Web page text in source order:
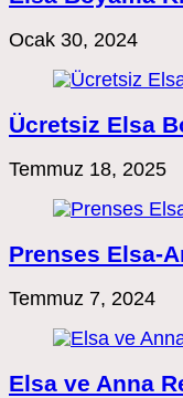
Ocak 30, 2024
Ücretsiz Elsa
Temmuz 18, 2025
Prenses Elsa-
Temmuz 7, 2024
Elsa ve Anna